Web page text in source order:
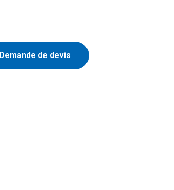
Demande de devis